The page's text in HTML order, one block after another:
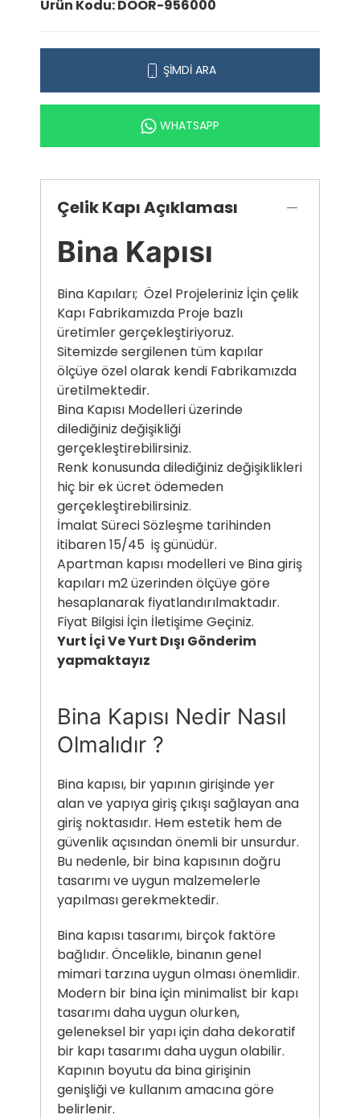
Ürün Kodu: DOOR-956000
ŞİMDİ ARA
WHATSAPP
Çelik Kapı Açıklaması
Bina Kapısı
Bina Kapıları; Özel Projeleriniz İçin çelik
Kapı Fabrikamızda Proje bazlı
üretimler gerçekleştiriyoruz.
Sitemizde sergilenen tüm kapılar
ölçüye özel olarak kendi Fabrikamızda
üretilmektedir.
Bina Kapısı Modelleri üzerinde
dilediğiniz değişikliği
gerçekleştirebilirsiniz.
Renk konusunda dilediğiniz değişiklikleri
hiç bir ek ücret ödemeden
gerçekleştirebilirsiniz.
İmalat Süreci Sözleşme tarihinden
itibaren 15/45 iş günüdür.
Apartman kapısı modelleri ve Bina giriş
kapıları m2 üzerinden ölçüye göre
hesaplanarak fiyatlandırılmaktadır.
Fiyat Bilgisi İçin İletişime Geçiniz.
Yurt İçi Ve Yurt Dışı Gönderim
yapmaktayız
Bina Kapısı Nedir Nasıl
Olmalıdır ?
Bina kapısı, bir yapının girişinde yer
alan ve yapıya giriş çıkışı sağlayan ana
giriş noktasıdır. Hem estetik hem de
güvenlik açısından önemli bir unsurdur.
Bu nedenle, bir bina kapısının doğru
tasarımı ve uygun malzemelerle
yapılması gerekmektedir.
Bina kapısı tasarımı, birçok faktöre
bağlıdır. Öncelikle, binanın genel
mimari tarzına uygun olması önemlidir.
Modern bir bina için minimalist bir kapı
tasarımı daha uygun olurken,
geleneksel bir yapı için daha dekoratif
bir kapı tasarımı daha uygun olabilir.
Kapının boyutu da bina girişinin
genişliği ve kullanım amacına göre
belirlenir.